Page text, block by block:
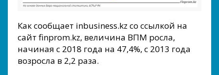
Как сообщает inbusiness.kz со ссылкой на
сайт finprom.kz, величина ВПМ росла,
начиная с 2018 года на 47,4%, с 2013 года
возросла в 2,2 раза.